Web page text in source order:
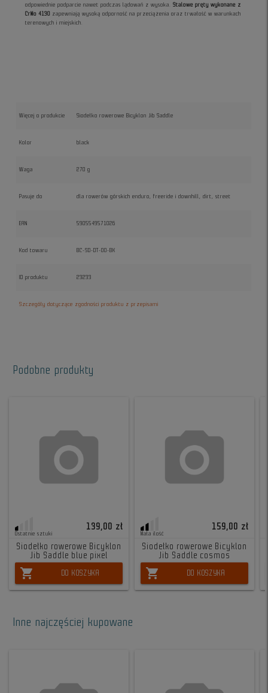
odpowiednie podparcie nawet podczas lądowań z wysoka.Stalowe pręty wykonane z
CrMo 4130 zapewniają wysoką odporność na przeciążenia oraz trwałość w warunkach
terenowych i miejskich.
Więcej o produkcie Siodełko rowerowe Bicyklon Jib Saddle
Kolor black
Waga 270 g
Pasuje do dla rowerów górskich enduro, freeride i downhill, dirt, street
EAN 5905549571026
Kod towaru BC-SD-DT-00-BK
ID produktu 23233
Szczegóły dotyczące zgodności produktu z przepisami
Podobne produkty
Ostatnie sztuki
139,00 zł
Siodełko rowerowe Bicyklon
Jib Saddle blue pixel
shopping_cart DO KOSZYKA
Mała ilość
159,00 zł
Siodełko rowerowe Bicyklon
Jib Saddle cosmos
shopping_cart DO KOSZYKA
Inne najczęściej kupowane